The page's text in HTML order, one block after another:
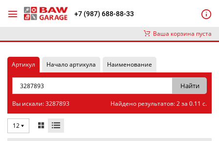
+7 (987) 688-88-33
Ваша корзина пуста
Артикул Начало артикула Наименование
Вы искали: 3287893 Найдено результатов: 2 за 0.11 с.
12